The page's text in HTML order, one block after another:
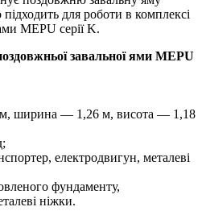
для роботи в комплексі
MEPU серії K.
завальної ями MEPU
ширина — 1,26 м, висота — 1,18
електродвигун, металеві
фундаменту,
ніжки.